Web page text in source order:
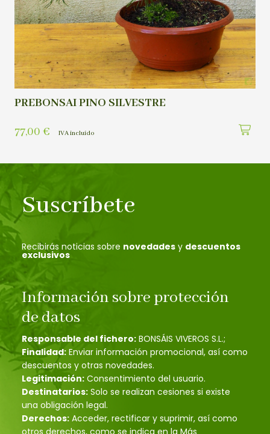
PREBONSAI PINO SILVESTRE
77,00 € IVA incluído
Suscríbete
Recibirás noticias sobre novedades y descuentos
exclusivos
Información sobre protección
de datos
Responsable del fichero: BONSÁIS VIVEROS S.L.;
Finalidad: Enviar información promocional, así como
descuentos y otras novedades.
Legitimación: Consentimiento del usuario.
Destinatarios: Solo se realizan cesiones si existe
una obligación legal.
Derechos: Acceder, rectificar y suprimir, así como